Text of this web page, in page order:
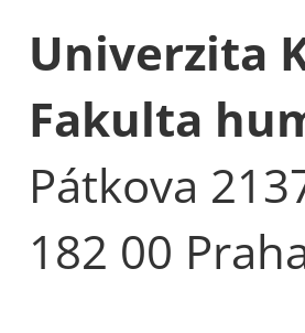
Univerzita
Fakulta
Pátkova
182 00